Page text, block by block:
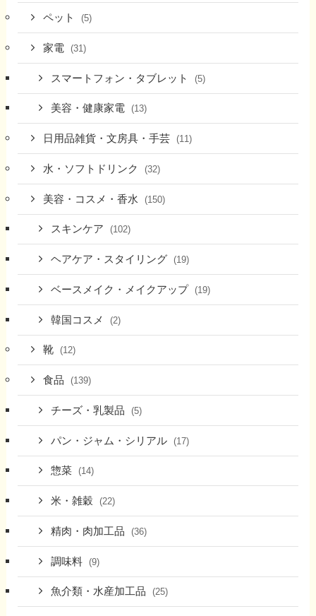
ペット (5)
家電 (31)
スマートフォン・タブレット (5)
美容・健康家電 (13)
日用品雑貨・文房具・手芸 (11)
水・ソフトドリンク (32)
美容・コスメ・香水 (150)
スキンケア (102)
ヘアケア・スタイリング (19)
ベースメイク・メイクアップ (19)
韓国コスメ (2)
靴 (12)
食品 (139)
チーズ・乳製品 (5)
パン・ジャム・シリアル (17)
惣菜 (14)
米・雑穀 (22)
精肉・肉加工品 (36)
調味料 (9)
魚介類・水産加工品 (25)